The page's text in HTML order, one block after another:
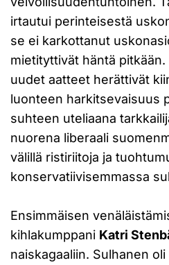
irtautui perinteisestä
se ei karkottanut
mietityttivät häntä
uudet aatteet herättivät
luonteen harkitsevaisuus
suhteen uteliaana
nuorena liberaali
välillä ristiriitoja ja
konservatiivisemmassa
Ensimmäisen
kihlakumppani Katri
naiskagaaliin. Sulhanen